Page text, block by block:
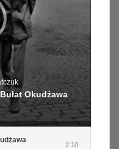
Okudżawa
2:10